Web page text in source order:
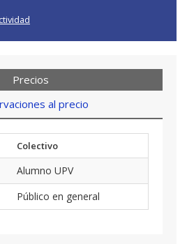
Precios
al precio
Colectivo
Alumno UPV
Público en general